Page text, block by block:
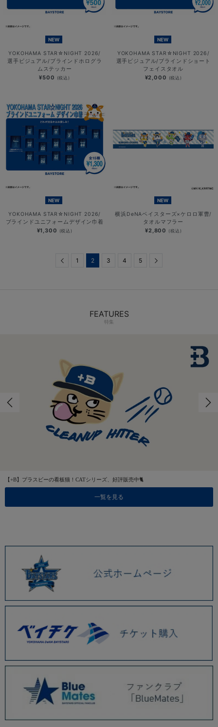
NEW
YOKOHAMA STAR☆NIGHT 2026/
選手ビジュアル/ブラインドホログラ
ムステッカー
¥500 (税込)
NEW
YOKOHAMA STAR☆NIGHT 2026/
選手ビジュアル/ブラインドショート
フェイスタオル
¥2,000 (税込)
NEW
YOKOHAMA STAR☆NIGHT 2026/
ブラインドユニフォームデザイン巾着
¥1,300 (税込)
NEW
横浜DeNAベイスターズ×ケロロ軍曹/
タオルマフラー
¥2,800 (税込)
Previous
1 2 3 4 5
FEATURES
特集
【+B】プラスビーの看板猫！CATシリーズ、好評販売中🐈
一覧を見る